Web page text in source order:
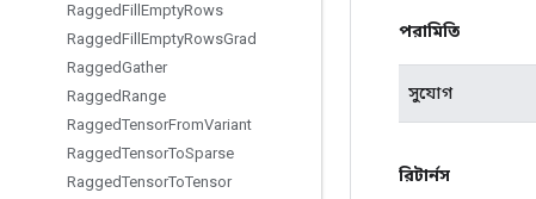
RaggedFill EmptyRows
RaggedFill EmptyRowsGrad
RaggedGather
RaggedRange
RaggedTensorFromVariant
RaggedTensorToSparse
RaggedTensorToTensor
পরামিতি
সুযোগ
রিটার্নস